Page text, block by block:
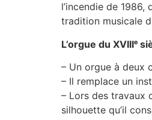
l’incendie de
tradition musicale
L’orgue du XVIIIᵉ
– Un orgue à deux
– Il remplace un
– Lors des travaux
silhouette qu’il